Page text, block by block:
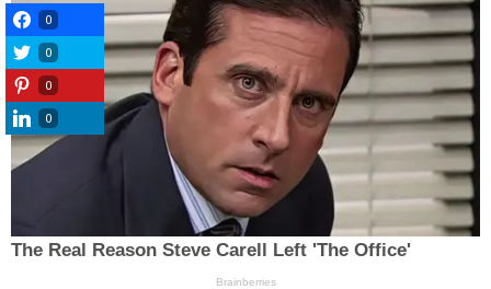
0
0
0
0